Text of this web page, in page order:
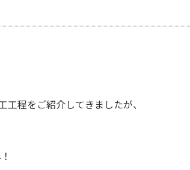
程をご紹介してきましたが、